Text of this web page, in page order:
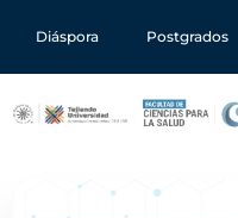
Diáspora Postgrados